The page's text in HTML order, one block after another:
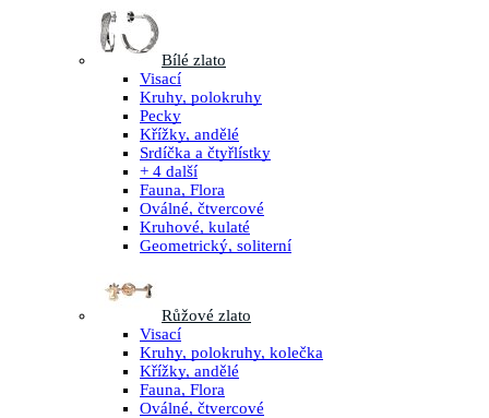
Bílé zlato
Visací
Kruhy, polokruhy
Pecky
Křížky, andělé
Srdíčka a čtyřlístky
+ 4 další
Fauna, Flora
Oválné, čtvercové
Kruhové, kulaté
Geometrický, soliterní
Růžové zlato
Visací
Kruhy, polokruhy, kolečka
Křížky, andělé
Fauna, Flora
Oválné, čtvercové